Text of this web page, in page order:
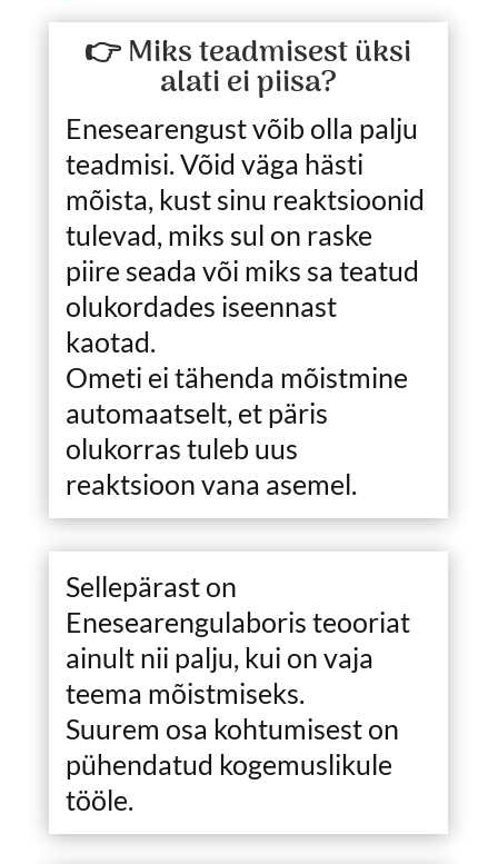
👉 Miks teadmisest üksi
alati ei piisa?
Enesearengust võib olla palju
teadmisi. Võid väga hästi
mõista, kust sinu reaktsioonid
tulevad, miks sul on raske
piire seada või miks sa teatud
olukordades iseennast
kaotad.
Ometi ei tähenda mõistmine
automaatselt, et päris
olukorras tuleb uus
reaktsioon vana asemel.
Sellepärast on
Enesearengulaboris teooriat
ainult nii palju, kui on vaja
teema mõistmiseks.
Suurem osa kohtumisest on
pühendatud kogemuslikule
tööle.